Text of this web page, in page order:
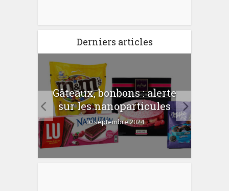
Derniers articles
Gâteaux, bonbons : alerte
sur les nanoparticules
30 septembre 2024